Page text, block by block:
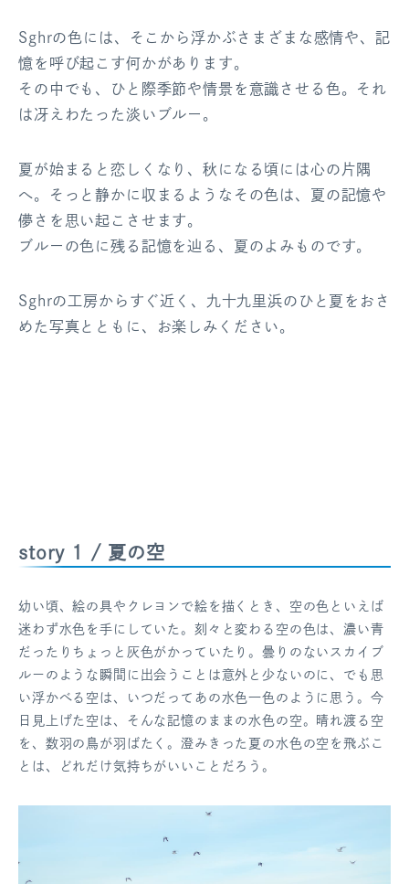
Sghrの色には、そこから浮かぶさまざまな感情や、 記
憶を呼び起こす何かがあります。
その中でも、ひと際季節や情景を意識させる色。 それ
は冴えわたった淡いブルー。
夏が始まると恋しくなり、秋になる頃には心の片隅
へ。
そっと静かに収まるようなその色は、
夏の記憶や
儚さを思い起こさせます。
ブルーの色に残る記憶を辿る、夏のよみものです。
Sghrの工房からすぐ近く、九十九里浜の ひと夏をおさ
めた写真とともに、お楽しみください。
story 1 / 夏の空
幼い頃、絵の具やクレヨンで絵を描くとき、空の色といえば
迷わず水色を手にしていた。刻々と変わる空の色は、濃い青
だったりちょっと灰色がかっていたり。曇りのないスカイブ
ルーのような瞬間に出会うことは意外と少ないのに、でも思
い浮かべる空は、いつだってあの水色一色のように思う。今
日見上げた空は、そんな記憶のままの水色の空。晴れ渡る空
を、数羽の鳥が羽ばたく。澄みきった夏の水色の空を飛ぶこ
とは、どれだけ気持ちがいいことだろう。